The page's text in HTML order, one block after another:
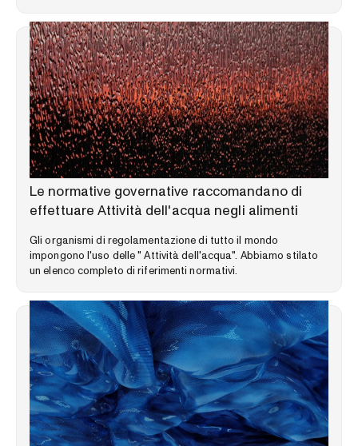
LIBRERIA DELLE COMPETENZE
Le normative governative raccomandano di
effettuare Attività dell'acqua negli alimenti
Gli organismi di regolamentazione di tutto il mondo
impongono l'uso delle " Attività dell'acqua". Abbiamo stilato
un elenco completo di riferimenti normativi.